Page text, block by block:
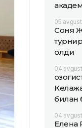
05 avgust
Соня
олди
04
билан
04 avgust
Елена